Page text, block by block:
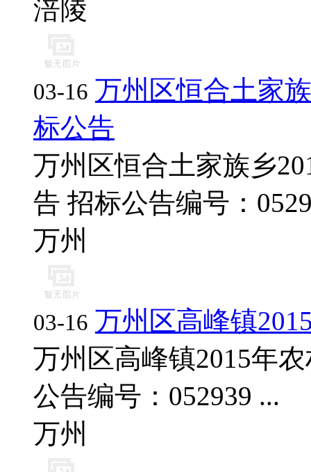
涪陵
03-16 万州区恒合土家
标公告
万州区恒合土家族乡
告 招标公告编号：
万州
03-16 万州区高峰镇
万州区高峰镇2015年
公告编号：052939 ...
万州